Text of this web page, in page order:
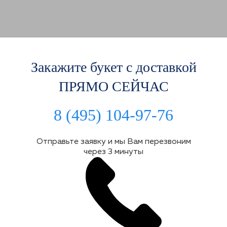
Закажите букет с доставкой
ПРЯМО СЕЙЧАС
8 (495) 104-97-76
Отправьте заявку и мы Вам перезвоним
через 3 минуты